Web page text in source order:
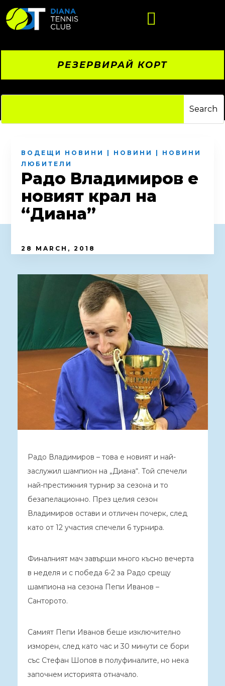

РЕЗЕРВИРАЙ КОРТ
ВОДЕЩИ НОВИНИ НОВИНИ
НОВИНИ
ЛЮБИТЕЛИ
Радо Владимиров e
новият крал на
“Диана”
28 MARCH, 2018
Радо Владимиров – това е новият и най-
заслужил шампион на „Диана“. Той спечели
най-престижния турнир за сезона и то
безапелационно. През целия сезон
Владимиров остави и отличен почерк, след
като от 12 участия спечели 6 турнира.
Финалният мач завърши много късно вечерта
в неделя и с победа 6-2 за Радо срещу
шампиона на сезона Пепи Иванов –
Санторото.
Самият Пепи Иванов беше изключително
изморен, след като час и 30 минути се бори
със Стефан Шопов в полуфиналите, но нека
започнем историята отначало.